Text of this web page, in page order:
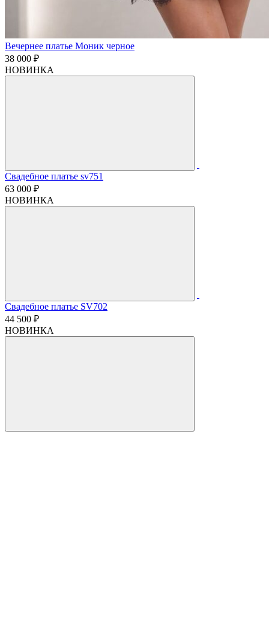
Вечернее платье Моник черное
38 000 ₽
НОВИНКА
Свадебное платье sv751
63 000 ₽
НОВИНКА
Свадебное платье SV702
44 500 ₽
НОВИНКА